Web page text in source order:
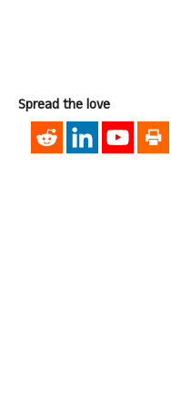
Spread the love